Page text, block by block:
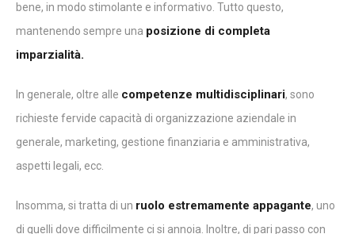
bene, in modo stimolante e informativo. Tutto questo,
mantenendo sempre una posizione di completa
imparzialità.
In generale, oltre alle competenze multidisciplinari, sono
richieste fervide capacità di organizzazione aziendale in
generale, marketing, gestione finanziaria e amministrativa,
aspetti legali, ecc.
Insomma, si tratta di un ruolo estremamente appagante, uno
di quelli dove difficilmente ci si annoia. Inoltre, di pari passo con